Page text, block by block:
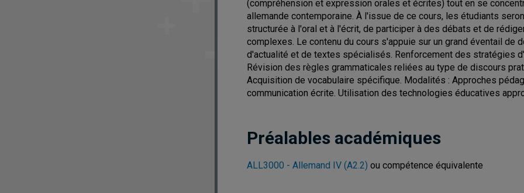
(compréhension et expression orales et écrites) tout en se
allemande contemporaine. À l'issue de ce cours, les étudiants
structurée à l'oral et à l'écrit, de participer à des débats et de
complexes. Le contenu du cours s'appuie sur un grand éventail de
d'actualité et de textes spécialisés. Renforcement des stratégies
Révision des règles grammaticales reliées au type de discours
Acquisition de vocabulaire spécifique. Modalités : Approches
communication écrite. Utilisation des technologies éducatives
Préalables académiques
ALL3000 - Allemand IV (A2.2) ou compétence équivalente